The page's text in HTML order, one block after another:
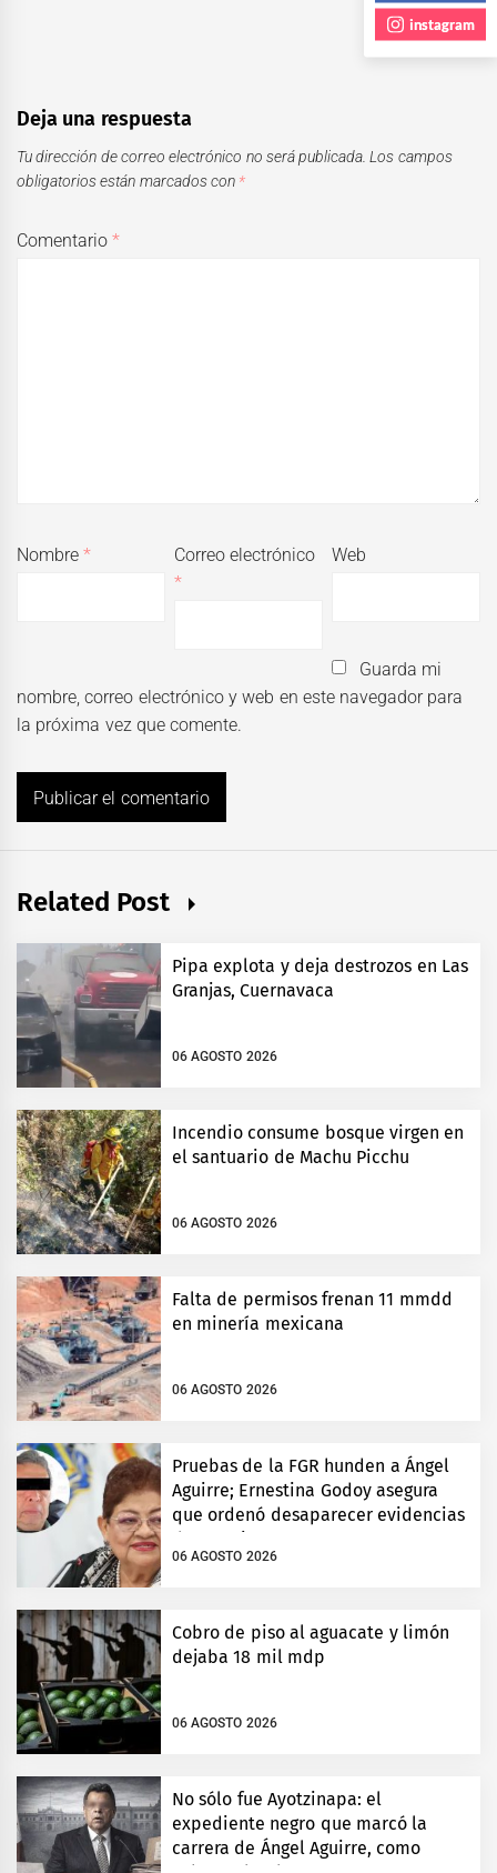
Deja una respuesta
Tu dirección de correo electrónico no será publicada. Los campos
obligatorios están marcados con *
Comentario*
Nombre*
Correo electrónico
*
Web
Guarda mi
nombre, correo electrónico y web en este navegador para
la próxima vez que comente.
Related Post
Pipa explota y deja destrozos en Las
Granjas, Cuernavaca
06 AGOSTO 2026
Incendio consume bosque virgen en
el santuario de Machu Picchu
06 AGOSTO 2026
Falta de permisos frenan 11 mmdd
en minería mexicana
06 AGOSTO 2026
Pruebas de la FGR hunden a Ángel
Aguirre; Ernestina Godoy asegura
que ordenó desaparecer evidencias
06 AGOSTO 2026
Cobro de piso al aguacate y limón
dejaba 18 mil mdp
06 AGOSTO 2026
No sólo fue Ayotzinapa: el
expediente negro que marcó la
carrera de Ángel Aguirre, como
instagram